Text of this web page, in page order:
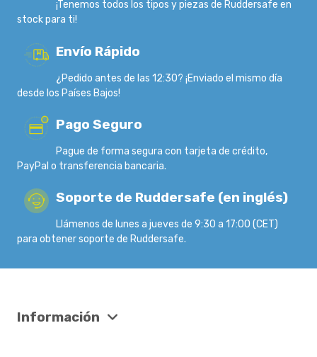
¡Tenemos todos los tipos y piezas de Ruddersafe en
stock para ti!
Envío Rápido
¿Pedido antes de las 12:30? ¡Enviado el mismo día
desde los Países Bajos!
Pago Seguro
Pague de forma segura con tarjeta de crédito,
PayPal o transferencia bancaria.
Soporte de Ruddersafe (en inglés)
Llámenos de lunes a jueves de 9:30 a 17:00 (CET)
para obtener soporte de Ruddersafe.
Información